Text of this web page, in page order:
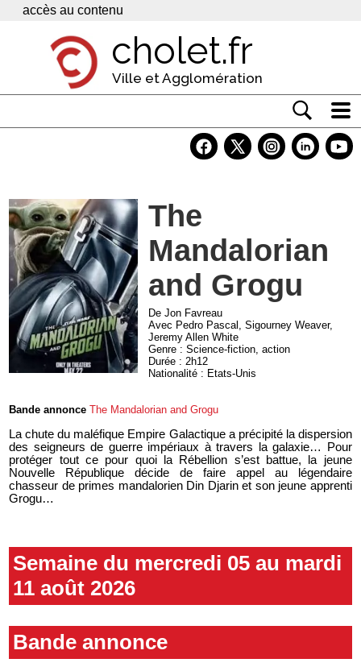
Panneau de gestion des cookies
accès au contenu
cholet.fr
Ville et Agglomération
Economie
Services
Contacts
The
Mandalorian
and Grogu
De Jon Favreau
Avec Pedro Pascal, Sigourney Weaver,
Jeremy Allen White
Genre : Science-fiction, action
Durée : 2h12
Nationalité : Etats-Unis
Bande annonce The Mandalorian and Grogu
La chute du maléfique Empire Galactique a précipité la dispersion
des seigneurs de guerre impériaux à travers la galaxie… Pour
protéger tout ce pour quoi la Rébellion s’est battue, la jeune
Nouvelle République décide de faire appel au légendaire
chasseur de primes mandalorien Din Djarin et son jeune apprenti
Grogu…
Semaine du mercredi 05 au mardi
11 août 2026
Bande annonce